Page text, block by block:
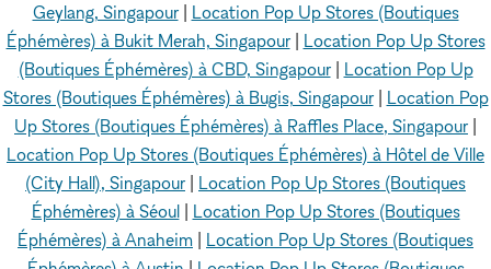
Geylang, Singapour| Location Pop Up Stores (Boutiques
Éphémères) à Bukit Merah, Singapour| Location Pop Up Stores
(Boutiques Éphémères) à CBD, Singapour| Location Pop Up
Stores (Boutiques Éphémères) à Bugis, Singapour| Location Pop
Up Stores (Boutiques Éphémères) à Raffles Place, Singapour
Location Pop Up Stores (Boutiques Éphémères) à Hôtel de Ville
(City Hall), Singapour
Location Pop Up Stores (Boutiques
Éphémères) à Séoul| Location Pop Up Stores (Boutiques
Éphémères) à Anaheim
Location Pop Up Stores (Boutiques